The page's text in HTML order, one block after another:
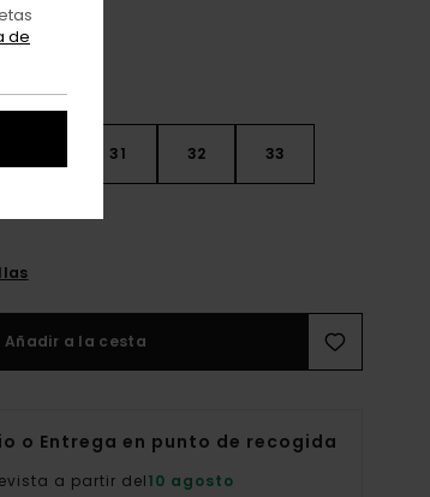
31 32 33
Añadir a la cesta
o Entrega en punto de recogida
a partir del10 agosto
de